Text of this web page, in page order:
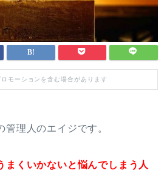
モーションを含む場合があります
管理人のエイジです。
まくいかないと悩んでしまう人